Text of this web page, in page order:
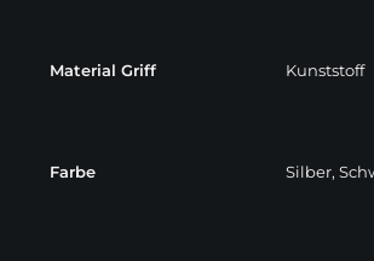
Material Griff Kunststoff
Farbe Silber,